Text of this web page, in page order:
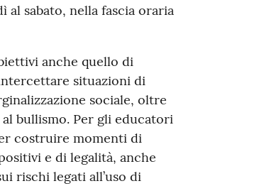
al sabato, nella fascia oraria
anche quello di
situazioni di
sociale, oltre
bullismo. Per gli educatori
costruire momenti di
e di legalità, anche
rischi legati all’uso di